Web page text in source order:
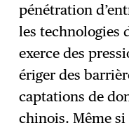
pénétration
les technologies
exerce des
ériger des
captations de
chinois. Même si